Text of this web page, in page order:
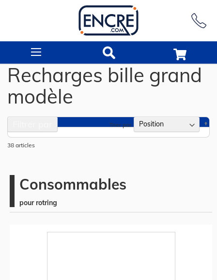
Recharges bille grand
modèle
38 articles
Trier par
Consommables
pour rotring